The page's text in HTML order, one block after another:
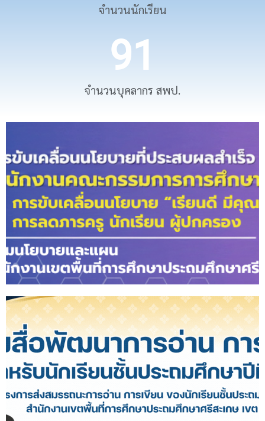
จำนวนนักเรียน
จำนวนบุคลากร สพป.
91